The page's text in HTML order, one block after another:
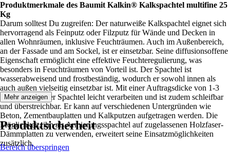
Produktmerkmale des Baumit Kalkin® Kalkspachtel multifine 25
Kg
Darum solltest Du zugreifen: Der naturweiße Kalkspachtel eignet sich
hervorragend als Feinputz oder Filzputz für Wände und Decken in
allen Wohnräumen, inklusive Feuchträumen. Auch im Außenbereich,
an der Fassade und am Sockel, ist er einsetzbar. Seine diffusionsoffene
Eigenschaft ermöglicht eine effektive Feuchteregulierung, was
besonders in Feuchträumen von Vorteil ist. Der Spachtel ist
wasserabweisend und frostbeständig, wodurch er sowohl innen als
auch außen vielseitig einsetzbar ist. Mit einer Auftragsdicke von 1-3
mm lässt sich der Spachtel leicht verarbeiten und ist zudem schleifbar
und überstreichbar. Er kann auf verschiedenen Untergründen wie
Beton, Zementbauplatten und Kalkputzen aufgetragen werden. Die
Möglichkeit, ihn als Armierungsspachtel auf zugelassenen Holzfaser-
Dämmplatten zu verwenden, erweitert seine Einsatzmöglichkeiten
zusätzlich.
Mehr anzeigen
Produktsicherheit
Bereich überspringen